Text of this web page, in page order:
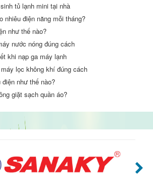
tủ lạnh mini tại nhà
nhiêu điện năng mỗi tháng?
như thế nào?
nước nóng đúng cách
khi nạp ga máy lạnh
lọc không khí đúng cách
như thế nào?
giặt sạch quần áo?